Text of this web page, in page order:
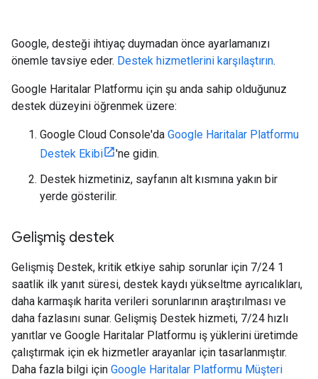
Google, desteği ihtiyaç duymadan önce ayarlamanızı
önemle tavsiye eder. Destek hizmetlerini karşılaştırın.
Google Haritalar Platformu için şu anda sahip olduğunuz
destek düzeyini öğrenmek üzere:
Google Cloud Console'da Google Haritalar Platformu
Destek Ekibi
'ne gidin.
Destek hizmetiniz, sayfanın alt kısmına yakın bir
yerde gösterilir.
Gelişmiş destek
Gelişmiş Destek, kritik etkiye sahip sorunlar için 7/24 1
saatlik ilk yanıt süresi, destek kaydı yükseltme ayrıcalıkları,
daha karmaşık harita verileri sorunlarının araştırılması ve
daha fazlasını sunar. Gelişmiş Destek hizmeti, 7/24 hızlı
yanıtlar ve Google Haritalar Platformu iş yüklerini üretimde
çalıştırmak için ek hizmetler arayanlar için tasarlanmıştır.
Daha fazla bilgi için Google Haritalar Platformu Müşteri